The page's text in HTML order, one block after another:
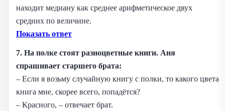
находит медиану как среднее арифметическое двух
средних по величине.
Показать ответ
7. На полке стоят разноцветные книги. Аня
спрашивает старшего брата:
– Если я возьму случайную книгу с полки, то какого цвета
книга мне, скорее всего, попадётся?
– Красного, – отвечает брат.